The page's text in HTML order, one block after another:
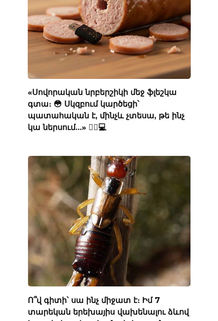
«Սովորական նրբերշիկի մեջ ֆլեշկա
գտա։ 😳 Սկզբում կարծեցի՝
պատահական է, մինչև չտեսա, թե ինչ
կա ներսում…» 🕵️‍♂️💻
Ո՞վ գիտի՝ սա ինչ միջատ է։ Իմ 7
տարեկան երեխայիս վախենալու ձևով